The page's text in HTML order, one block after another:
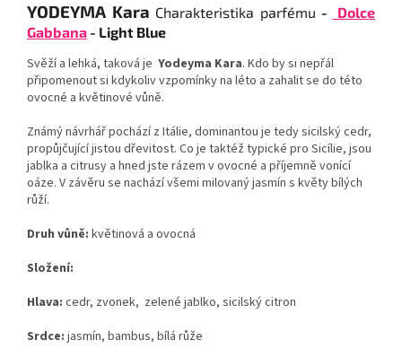
YODEYMA Kara Charakteristika parfému -
Dolce
Gabbana - Light Blue
Svěží a lehká, taková je Yodeyma Kara. Kdo by si nepřál
připomenout si kdykoliv vzpomínky na léto a zahalit se do této
ovocné a květinové vůně.
Známý návrhář pochází z Itálie, dominantou je tedy sicilský cedr,
propůjčující jistou dřevitost. Co je taktéž typické pro Sicílie, jsou
jablka a citrusy a hned jste rázem v ovocné a příjemně vonící
oáze. V závěru se nachází všemi milovaný jasmín s květy bílých
růží.
Druh vůně: květinová a ovocná
Složení:
Hlava: cedr, zvonek, zelené jablko, sicilský citron
Srdce: jasmín, bambus, bílá růže